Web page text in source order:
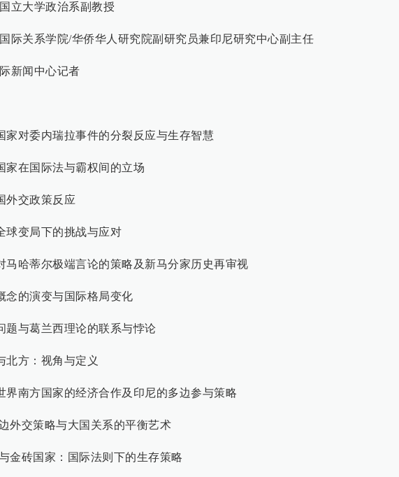
立大学政治系副教授
际关系学院/华侨华人研究院副研究员兼印尼研究中心副主任
新闻中心记者
家对委内瑞拉事件的分裂反应与生存智慧
家在国际法与霸权间的立场
外交政策反应
球变局下的挑战与应对
马哈蒂尔极端言论的策略及新马分家历史再审视
念的演变与国际格局变化
题与葛兰西理论的联系与悖论
北方：视角与定义
界南方国家的经济合作及印尼的多边参与策略
外交策略与大国关系的平衡艺术
金砖国家：国际法则下的生存策略